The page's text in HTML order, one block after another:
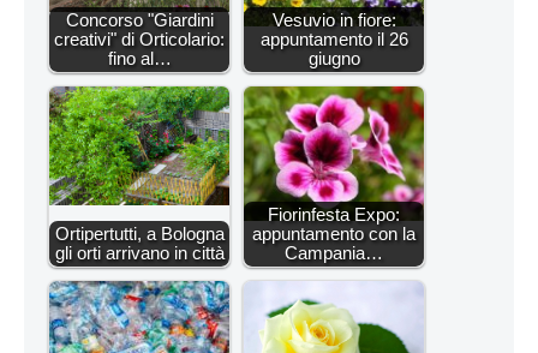
Concorso "Giardini
creativi" di Orticolario:
fino al…
Vesuvio in fiore:
appuntamento il 26
giugno
Ortipertutti, a Bologna
gli orti arrivano in città
Fiorinfesta Expo:
appuntamento con la
Campania…